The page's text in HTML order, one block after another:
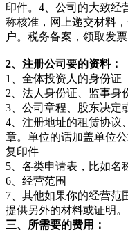
印件。4、公司的大致经
称核准，网上递交材料
户。税务备案，领取发
2、注册公司要的资料：
1、全体投资人的身份证
2、法人身份证、监事身
3、公司章程、股东决定
4、注册地址的租赁协议
章。单位的话加盖单位
复印件
5、各类申请表，比如名
6、经营范围
7、其他如果你的经营范
提供另外的材料或证明。
三、所需要的费用：